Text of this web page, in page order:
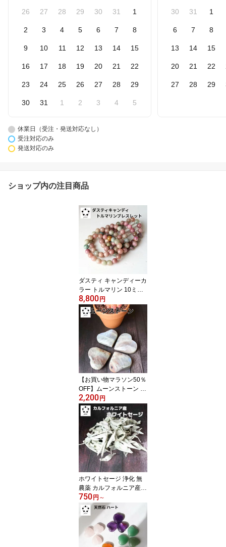
26 27 28 29 30 31 1
2 3 4 5 6 7 8
9 10 11 12 13 14 15
16 17 18 19 20 21 22
23 24 25 26 27 28 29
30 31 1 2 3 4 5
30 31 1
6 7 8
13 14 15
20 21 22
27 28 29
休業日（受注・発送対応なし）
受注対応のみ
発送対応のみ
ショップ内の注目商品
ダスティ キャンディーカ
ラー トルマリン 10ミリ
ブレスレット 1本 ブレス
レット 天然石 パワース
トーン ピンク レディー
ス プレゼント ギフト
8,800円
【お買い物マラソン50％
OFF】ムーンストーン ハ
ート Mサイズ 1個 天然石
パワーストーン 置物 ム
ーンストーン インテリア
お守り ギフト プレゼン
ト 贈り物 お祝い レディ
ース メンズ
2,200円
ホワイトセージ 浄化 無
農薬 カルフォルニア産 1
0g ～ ホワイト セージ ス
マッシング 瞑想 リラッ
クス ストレス解消 安ら
ぎと平穏 自然の癒し ナ
チュラルな浄化力 空間の
クリアリング 心身のリフ
750円 ～